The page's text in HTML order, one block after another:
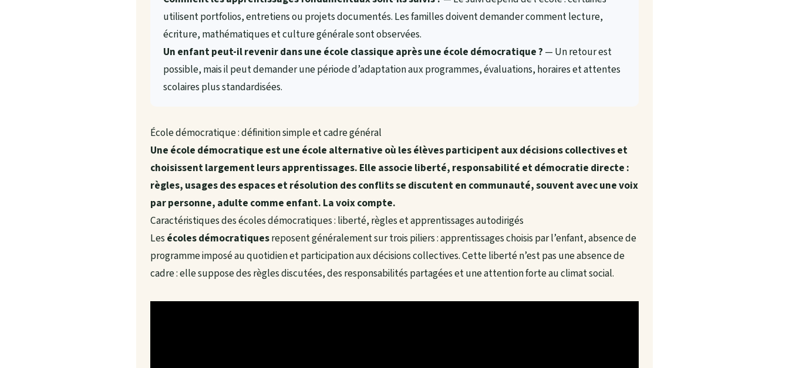
utilisent portfolios, entretiens ou projets documentés. Les familles doivent demander comment lecture,
écriture, mathématiques et culture générale sont observées.
Un enfant peut-il revenir dans une école classique après une école démocratique ? — Un retour est
possible, mais il peut demander une période d’adaptation aux programmes, évaluations, horaires et attentes
scolaires plus standardisées.
École démocratique : définition simple et cadre général
Une école démocratique est une école alternative où les élèves participent aux décisions collectives et
choisissent largement leurs apprentissages. Elle associe liberté, responsabilité et démocratie directe :
règles, usages des espaces et résolution des conflits se discutent en communauté, souvent avec une voix
par personne, adulte comme enfant. La voix compte.
Caractéristiques des écoles démocratiques : liberté, règles et apprentissages autodirigés
Lesécoles démocratiquesreposent généralement sur trois piliers : apprentissages choisis par l’enfant, absence de
programme imposé au quotidien et participation aux décisions collectives. Cette liberté n’est pas une absence de
cadre : elle suppose des règles discutées, des responsabilités partagées et une attention forte au climat social.